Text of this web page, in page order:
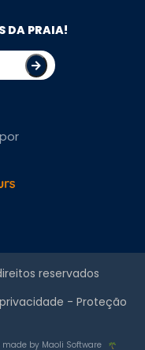
DA PRAIA!
reservados
- Proteção
made by Maoli Software